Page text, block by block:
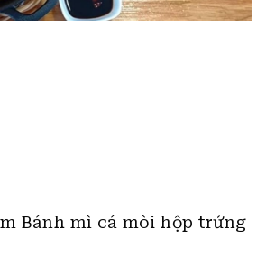
Bánh mì cá mòi hộp trứng